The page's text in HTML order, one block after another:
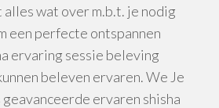
wat over m.b.t. je nodig
een perfecte ontspannen
ervaring sessie beleving
beleven ervaren. We Je
ervaren shisha